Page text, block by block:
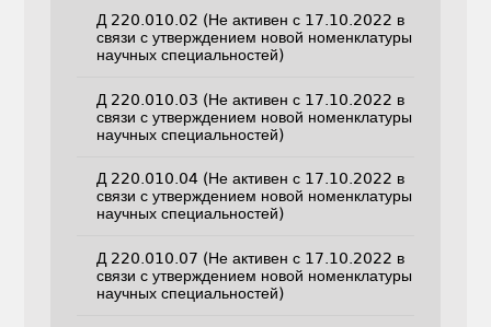
Д 220.010.02 (Не активен с 17.10.2022 в
связи с утверждением новой номенклатуры
научных специальностей)
Д 220.010.03 (Не активен с 17.10.2022 в
связи с утверждением новой номенклатуры
научных специальностей)
Д 220.010.04 (Не активен с 17.10.2022 в
связи с утверждением новой номенклатуры
научных специальностей)
Д 220.010.07 (Не активен с 17.10.2022 в
связи с утверждением новой номенклатуры
научных специальностей)